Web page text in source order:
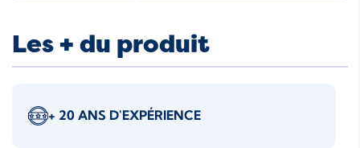
Les + du produit
+ 20 ANS D'EXPÉRIENCE